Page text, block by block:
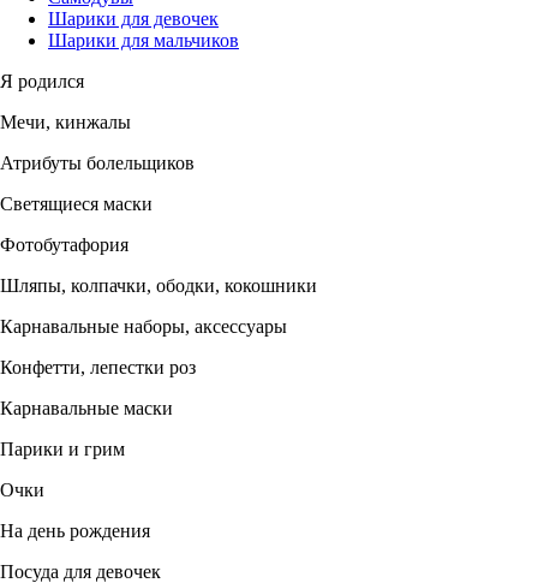
Шарики для девочек
Шарики для мальчиков
Я родился
Мечи, кинжалы
Атрибуты болельщиков
Светящиеся маски
Фотобутафория
Шляпы, колпачки, ободки, кокошники
Карнавальные наборы, аксессуары
Конфетти, лепестки роз
Карнавальные маски
Парики и грим
Очки
На день рождения
Посуда для девочек